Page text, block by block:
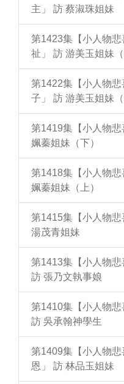
主」 訪 蔡淑珠姐妹
第1423集【小人物
祉」 訪 游美玉姐妹（
第1422集【小人物
子」 訪 游美玉姐妹（
第1419集【小人物
姵蓁姐妹（下）
第1418集【小人物
姵蓁姐妹（上）
第1415集【小人物
湯茂青姐妹
第1413集【小人物悲
訪 張乃文執事娘
第1410集【小人物悲
訪 吳承翰神學生
第1409集【小人物
恩」 訪 林品玉姐妹